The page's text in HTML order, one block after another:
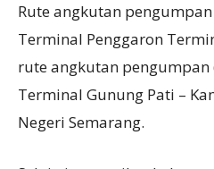
Rute angkutan pengumpan
Terminal Penggaron
rute angkutan pengumpan
Terminal Gunung Pati –
Negeri Semarang.